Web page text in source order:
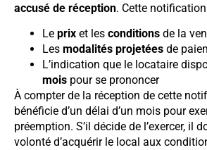
accusé de réception. Cette
Le prix et les conditions de la
Les modalités projetées de
L’indication que le locataire
mois pour se prononcer
À compter de la réception de cette
bénéficie d’un délai d’un mois pour
préemption. S’il décide de l’exercer, il
volonté d’acquérir le local aux